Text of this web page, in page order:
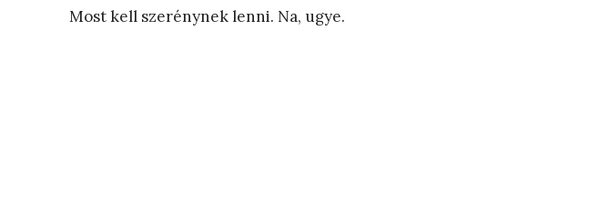
Most kell szerénynek lenni. Na, ugye.